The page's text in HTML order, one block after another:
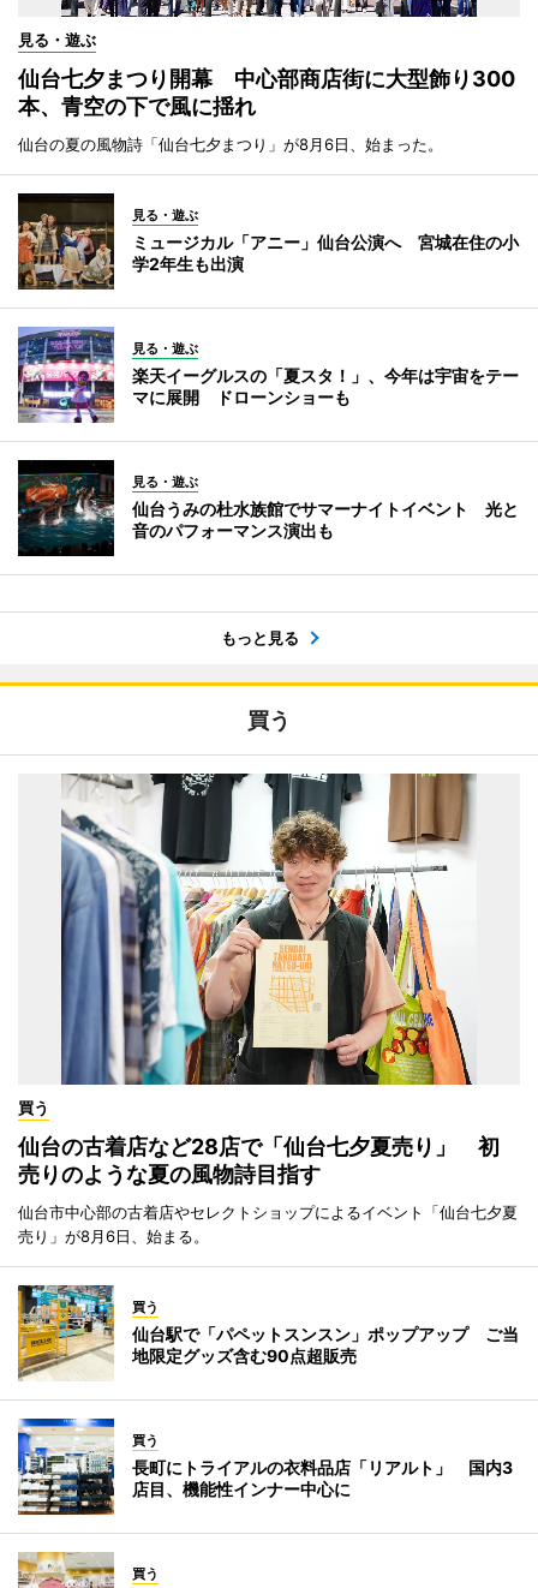
見る・遊ぶ
仙台七夕まつり開幕 中心部商店街に大型飾り300
本、青空の下で風に揺れ
仙台の夏の風物詩「仙台七夕まつり」が8月6日、始まった。
見る・遊ぶ
ミュージカル「アニー」仙台公演へ 宮城在住の小
学2年生も出演
見る・遊ぶ
楽天イーグルスの「夏スタ！」、今年は宇宙をテー
マに展開 ドローンショーも
見る・遊ぶ
仙台うみの杜水族館でサマーナイトイベント 光と
音のパフォーマンス演出も
もっと見る
買う
買う
仙台の古着店など28店で「仙台七夕夏売り」 初
売りのような夏の風物詩目指す
仙台市中心部の古着店やセレクトショップによるイベント「仙台七夕夏
売り」が8月6日、始まる。
買う
仙台駅で「パペットスンスン」ポップアップ ご当
地限定グッズ含む90点超販売
買う
長町にトライアルの衣料品店「リアルト」 国内3
店目、機能性インナー中心に
買う